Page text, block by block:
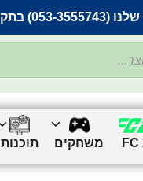
זמנית
FC משחקים תוכנות